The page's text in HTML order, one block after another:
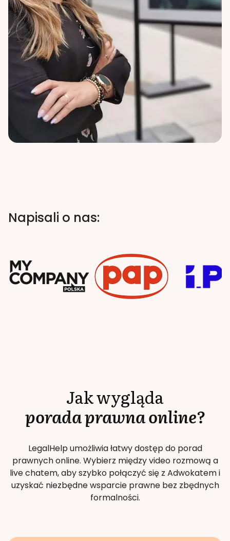
Napisali o nas:
Jak wygląda
porada prawna online?
LegalHelp umożliwia łatwy dostęp do porad
prawnych online. Wybierz między video rozmową a
live chatem, aby szybko połączyć się z Adwokatem i
uzyskać niezbędne wsparcie prawne bez zbędnych
formalności.